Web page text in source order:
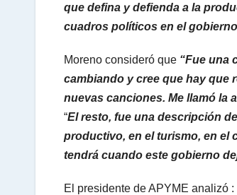
que defina y defienda a la
cuadros políticos en el
Moreno consideró que “Fue una
cambiando y cree que hay que
nuevas canciones. Me llamó la
“El resto, fue una descripción
productivo, en el turismo, en el
tendrá cuando este gobierno
El presidente de APYME analizó :